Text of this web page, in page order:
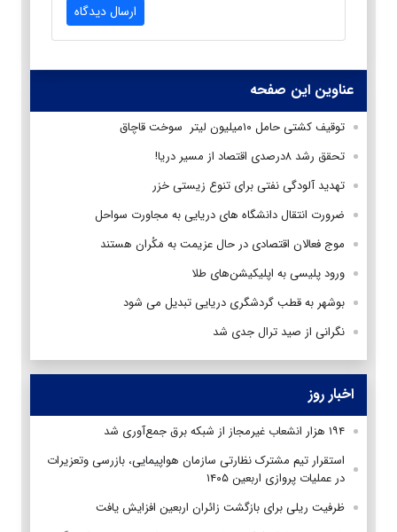
ارسال دیدگاه
عناوین این صفحه
توقیف کشتی حامل ۱۰میلیون لیتر سوخت قاچاق
تحقق رشد ۸درصدی اقتصاد از مسیر دریا!
تهدید آلودگی نفتی برای تنوع زیستی خزر
ضرورت انتقال دانشگاه های دریایی به مجاورت سواحل
موج فعالان اقتصادی در حال عزیمت به مَکُران هستند
ورود پلیسی به اپلیکیشن‌های طلا
بوشهر به قطب گردشگری دریایی تبدیل می شود
نگرانی از صید ترال جدی شد
اخبار روز
۱۹۴ هزار انشعاب غیرمجاز از شبکه برق جمع‌آوری شد
استقرار تیم مشترک نظارتی سازمان هواپیمایی، بازرسی وتعزیرات
در عملیات پروازی اربعین ۱۴۰۵
ظرفیت ریلی برای بازگشت زائران اربعین افزایش یافت